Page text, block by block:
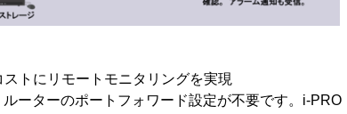
トにリモートモニタリングを実現
ーターのポートフォワード設定が不要です。i-PRO